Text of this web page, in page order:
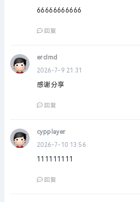
66666666666
回复
erclmd
2026-7-9 21:31
感谢分享
回复
cypplayer
2026-7-10 13:56
111111111
回复